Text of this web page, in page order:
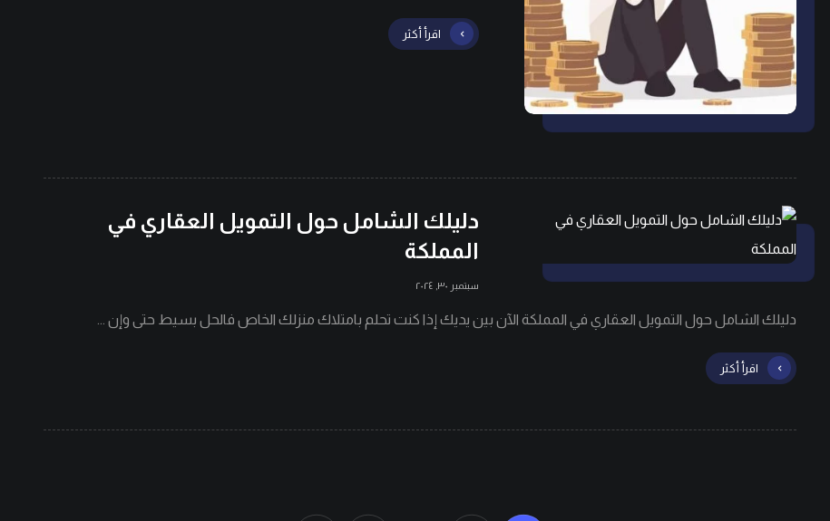
اقرأ أكثر
دليلك الشامل حول التمويل العقاري في
المملكة
سبتمبر ٣٠, ٢٠٢٤
دليلك الشامل حول التمويل العقاري في المملكة الآن بين يديك إذا كنت تحلم بامتلاك منزلك الخاص فالحل بسيط حتى وإن ...
اقرأ أكثر